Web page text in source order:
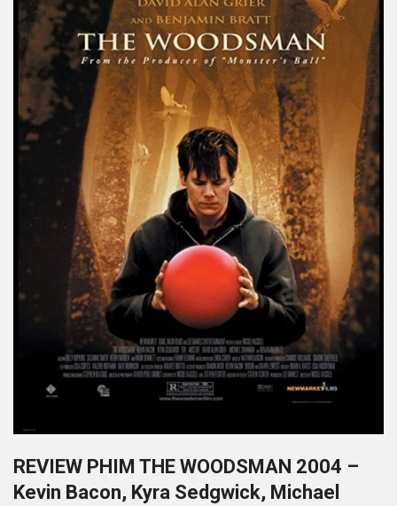
REVIEW PHIM THE WOODSMAN 2004 –
Kevin Bacon, Kyra Sedgwick, Michael